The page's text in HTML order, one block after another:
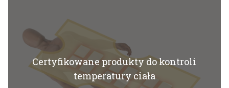
Certyfikowane produkty do kontroli
temperatury ciała